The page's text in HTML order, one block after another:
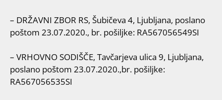
– DRŽAVNI ZBOR RS, Šubičeva 4, Ljubljana, poslano
poštom 23.07.2020., br. pošiljke: RA567056549SI
– VRHOVNO SODIŠČE, Tavčarjeva ulica 9, Ljubljana,
poslano poštom 23.07.2020.,br. pošiljke:
RA567056535SI